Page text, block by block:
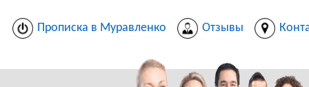
Прописка в Муравленко Отзывы